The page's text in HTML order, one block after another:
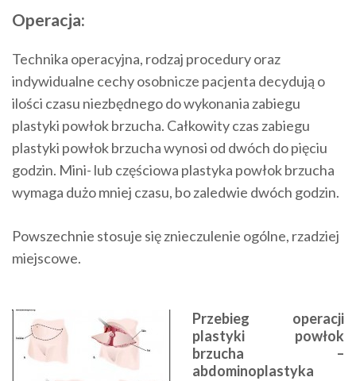
Operacja:
Technika operacyjna, rodzaj procedury oraz
indywidualne cechy osobnicze pacjenta decydują o
ilości czasu niezbędnego do wykonania zabiegu
plastyki powłok brzucha. Całkowity czas zabiegu
plastyki powłok brzucha wynosi od dwóch do pięciu
godzin. Mini- lub częściowa plastyka powłok brzucha
wymaga dużo mniej czasu, bo zaledwie dwóch godzin.
Powszechnie stosuje się znieczulenie ogólne, rzadziej
miejscowe.
Przebieg operacji
plastyki powłok
brzucha –
abdominoplastyka